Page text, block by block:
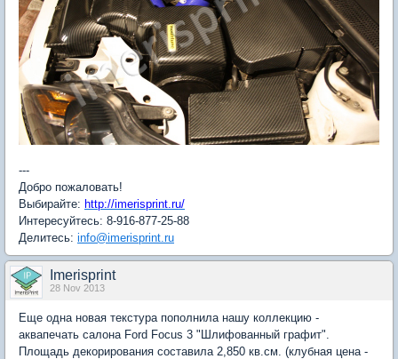
---
Добро пожаловать!
Выбирайте: http://imerisprint.ru/
Интересуйтесь: 8-916-877-25-88
Делитесь: info@imerisprint.ru
Imerisprint
28 Nov 2013
Еще одна новая текстура пополнила нашу коллекцию -
аквапечать салона Ford Focus 3 "Шлифованный графит".
Площадь декорирования составила 2,850 кв.см. (клубная цена -